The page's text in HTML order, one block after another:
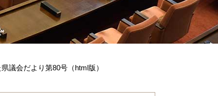
議会だより第80号（html版）